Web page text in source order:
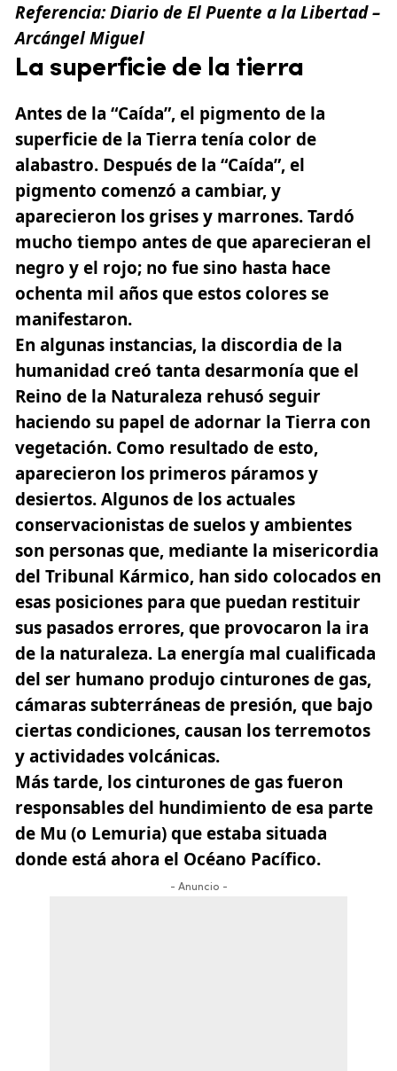
Referencia:Diario de El Puente a la Libertad –
Arcángel Miguel
La superficie de la tierra
Antes de la “Caída”, el pigmento de la
superficie de la Tierra tenía color de
alabastro. Después de la “Caída”, el
pigmento comenzó a cambiar, y
aparecieron los grises y marrones. Tardó
mucho tiempo antes de que aparecieran el
negro y el rojo; no fue sino hasta hace
ochenta mil años que estos colores se
manifestaron.
En algunas instancias, la discordia de la
humanidad creó tanta desarmonía que el
Reino de la Naturaleza rehusó seguir
haciendo su papel de adornar la Tierra con
vegetación. Como resultado de esto,
aparecieron los primeros páramos y
desiertos. Algunos de los actuales
conservacionistas de suelos y ambientes
son personas que, mediante la misericordia
del Tribunal Kármico, han sido colocados en
esas posiciones para que puedan restituir
sus pasados errores, que provocaron la ira
de la naturaleza. La energía mal cualificada
del ser humano produjo cinturones de gas,
cámaras subterráneas de presión, que bajo
ciertas condiciones, causan los terremotos
y actividades volcánicas.
Más tarde, los cinturones de gas fueron
responsables del hundimiento de esa parte
de Mu (o Lemuria) que estaba situada
donde está ahora el Océano Pacífico.
- Anuncio -